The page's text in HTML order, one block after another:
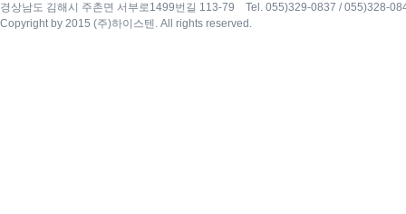
경상남도 김해시 주촌면 서부로1499번길 113-79 Tel. 055)329-0837 / 055)328-
Copyright by 2015 (주)하이스텐. All rights reserved.